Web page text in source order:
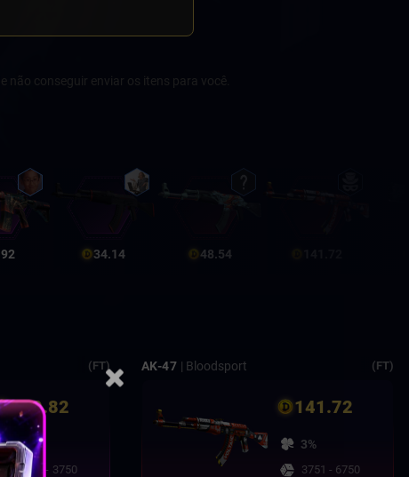
conseguir enviar os itens para você.
34.14 48.54
(FT)
299.82
2%
1751 - 3750
AK-47 | Bloodsport (FT)
141.72
3%
3751 - 6750